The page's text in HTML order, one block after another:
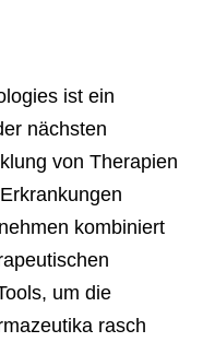
ist ein
nächsten
von Therapien
kombiniert
um die
rasch